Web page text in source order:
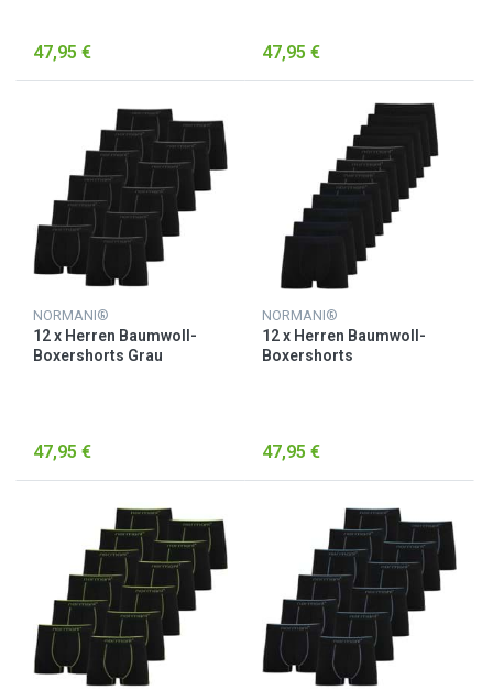
47,95 € 47,95 €
NORMANI®
12 x Herren Baumwoll-
Boxershorts Grau
47,95 €
NORMANI®
12 x Herren Baumwoll-
Boxershorts
47,95 €